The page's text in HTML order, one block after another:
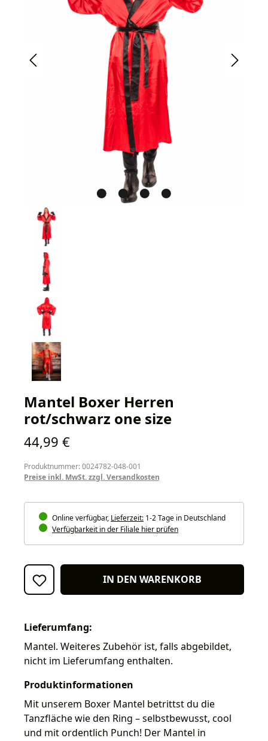
Mantel Boxer Herren
rot/schwarz one size
Regulärer Preis:
44,99 €
Produktnummer: 0024782-048-001
Preise inkl. MwSt. zzgl. Versandkosten
Online verfügbar, Lieferzeit: 1-2 Tage in Deutschland
Verfügbarkeit in der Filiale hier prüfen
IN DEN WARENKORB
Lieferumfang:
Mantel. Weiteres Zubehör ist, falls abgebildet,
nicht im Lieferumfang enthalten.
Produktinformationen
Mit unserem Boxer Mantel betrittst du die
Tanzfläche wie den Ring – selbstbewusst, cool
und mit ordentlich Punch! Der Mantel in